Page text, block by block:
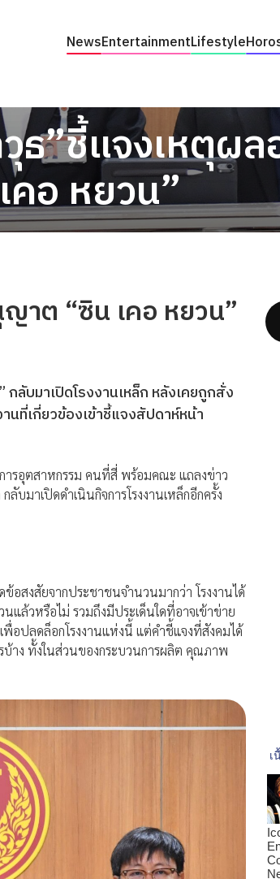
NewsEntertainmentLifestyle
ธ”ชี้แจงเหตุผ
เคอ หยวน”
าต “ซิน เคอ หยวน”
ลับมาเปิดโรงงานเหล็ก หลังเคยถูกสั่ง
ที่เกี่ยวข้องเข้าชี้แจงสัปดาห์หน้า
ารอุตสาหกรรม คนที่สี่ พร้อมคณะ แถลงข่าว
มาเปิดดำเนินกิจการโรงงานเหล็กอีกครั้ง
ข้อสงสัยจากประชาชนจำนวนมากว่า โรงงานได้
แล้วหรือไม่ รวมถึงมีประเด็นใดที่อาจเข้าข่าย
พื่อปลดล็อกโรงงานแห่งนี้ แต่คำชี้แจงที่สังคมได้
บ้าง ทั้งในส่วนของกระบวนการผลิต คุณภาพ